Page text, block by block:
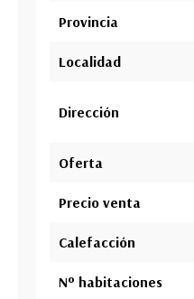
Provincia
Localidad
Dirección
Oferta
Precio venta
Calefacción
Nº habitaciones